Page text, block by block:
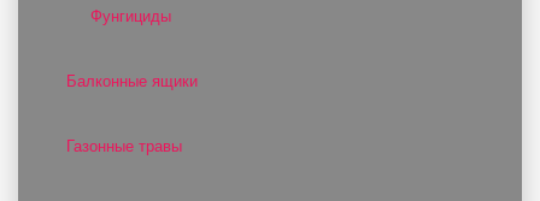
Фунгициды
Балконные ящики
Газонные травы